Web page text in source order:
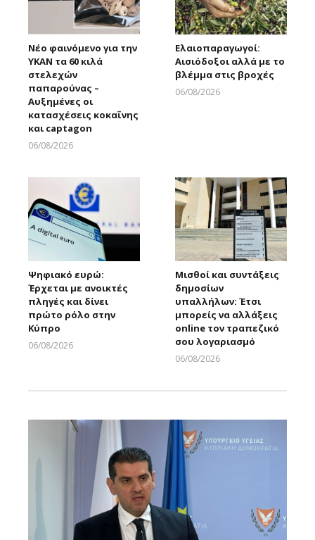
Νέο φαινόμενο για την
ΥΚΑΝ τα 60 κιλά
στελεχών
παπαρούνας –
Αυξημένες οι
κατασχέσεις κοκαΐνης
και captagon
06/08/2026
Ελαιοπαραγωγοί:
Αισιόδοξοι αλλά με το
βλέμμα στις βροχές
06/08/2026
Ψηφιακό ευρώ:
Έρχεται με ανοικτές
πληγές και δίνει
πρώτο ρόλο στην
Κύπρο
06/08/2026
Μισθοί και συντάξεις
δημοσίων
υπαλλήλων: Έτσι
μπορείς να αλλάξεις
online τον τραπεζικό
σου λογαριασμό
06/08/2026